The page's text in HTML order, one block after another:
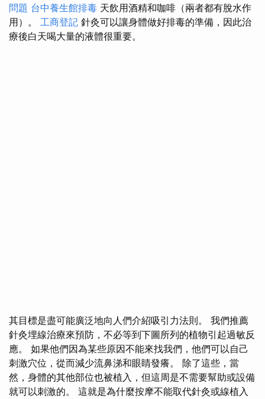
問題 台中養生館排毒 天飲用酒精和咖啡（兩者都有脫水作
用）。 工商登記 針灸可以讓身體做好排毒的準備，因此治
療後白天喝大量的液體很重要。
其目標是盡可能廣泛地向人們介紹吸引力法則。 我們推薦
針灸埋線治療來預防，不必等到下圖所列的植物引起過敏反
應。 如果他們因為某些原因不能來找我們，他們可以自己
刺激穴位，從而減少流鼻涕和眼睛發癢。 除了這些，當
然，身體的其他部位也被植入，但這周是不需要幫助或設備
就可以刺激的。 這就是為什麼按摩不能取代針灸或線植入